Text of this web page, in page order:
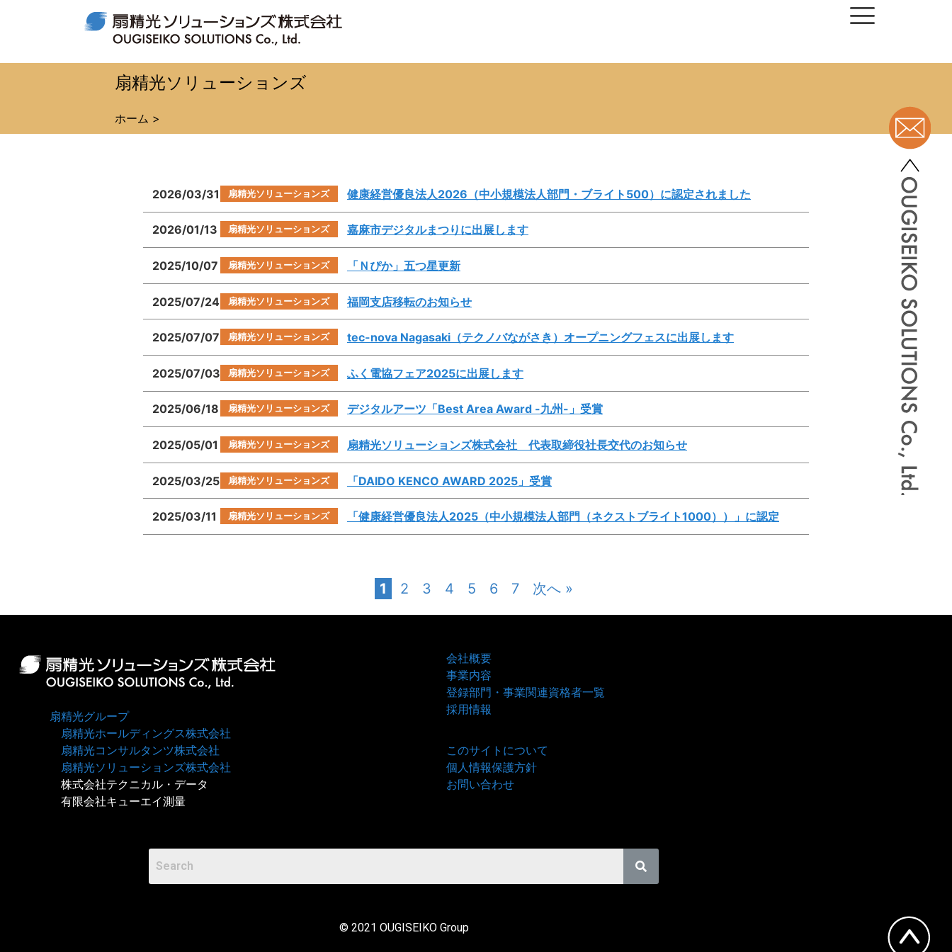
扇精光ソリューションズ
ホーム >
2026/03/31 扇精光ソリューションズ 健康経営優良法人2026（中小規模法人部門・ブライト500）に認定されました
2026/01/13 扇精光ソリューションズ 嘉麻市デジタルまつりに出展します
2025/10/07 扇精光ソリューションズ 「Ｎぴか」五つ星更新
2025/07/24 扇精光ソリューションズ 福岡支店移転のお知らせ
2025/07/07 扇精光ソリューションズ tec-nova Nagasaki（テクノバながさき）オープニングフェスに出展します
2025/07/03 扇精光ソリューションズ ふく電協フェア2025に出展します
2025/06/18 扇精光ソリューションズ デジタルアーツ「Best Area Award -九州-」受賞
2025/05/01 扇精光ソリューションズ 扇精光ソリューションズ株式会社 代表取締役社長交代のお知らせ
2025/03/25 扇精光ソリューションズ 「DAIDO KENCO AWARD 2025」受賞
2025/03/11 扇精光ソリューションズ 「健康経営優良法人2025（中小規模法人部門（ネクストブライト1000））」に認定
1 2 3 4 5 6 7 次へ »
扇精光グループ
扇精光ホールディングス株式会社
扇精光コンサルタンツ株式会社
扇精光ソリューションズ株式会社
株式会社テクニカル・データ
有限会社キューエイ測量
会社概要
事業内容
登録部門・事業関連資格者一覧
採用情報
このサイトについて
個人情報保護方針
お問い合わせ
© 2021 OUGISEIKO Group